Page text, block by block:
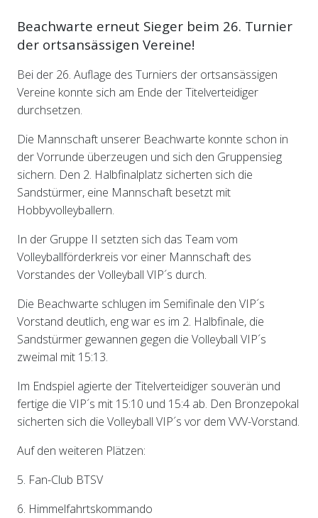
Beachwarte erneut Sieger beim 26. Turnier
der ortsansässigen Vereine!
Bei der 26. Auflage des Turniers der ortsansässigen
Vereine konnte sich am Ende der Titelverteidiger
durchsetzen.
Die Mannschaft unserer Beachwarte konnte schon in
der Vorrunde überzeugen und sich den Gruppensieg
sichern. Den 2. Halbfinalplatz sicherten sich die
Sandstürmer, eine Mannschaft besetzt mit
Hobbyvolleyballern.
In der Gruppe II setzten sich das Team vom
Volleyballförderkreis vor einer Mannschaft des
Vorstandes der Volleyball VIP´s durch.
Die Beachwarte schlugen im Semifinale den VIP´s
Vorstand deutlich, eng war es im 2. Halbfinale, die
Sandstürmer gewannen gegen die Volleyball VIP´s
zweimal mit 15:13.
Im Endspiel agierte der Titelverteidiger souverän und
fertige die VIP´s mit 15:10 und 15:4 ab. Den Bronzepokal
sicherten sich die Volleyball VIP´s vor dem VVV-Vorstand.
Auf den weiteren Plätzen:
5. Fan-Club BTSV
6. Himmelfahrtskommando